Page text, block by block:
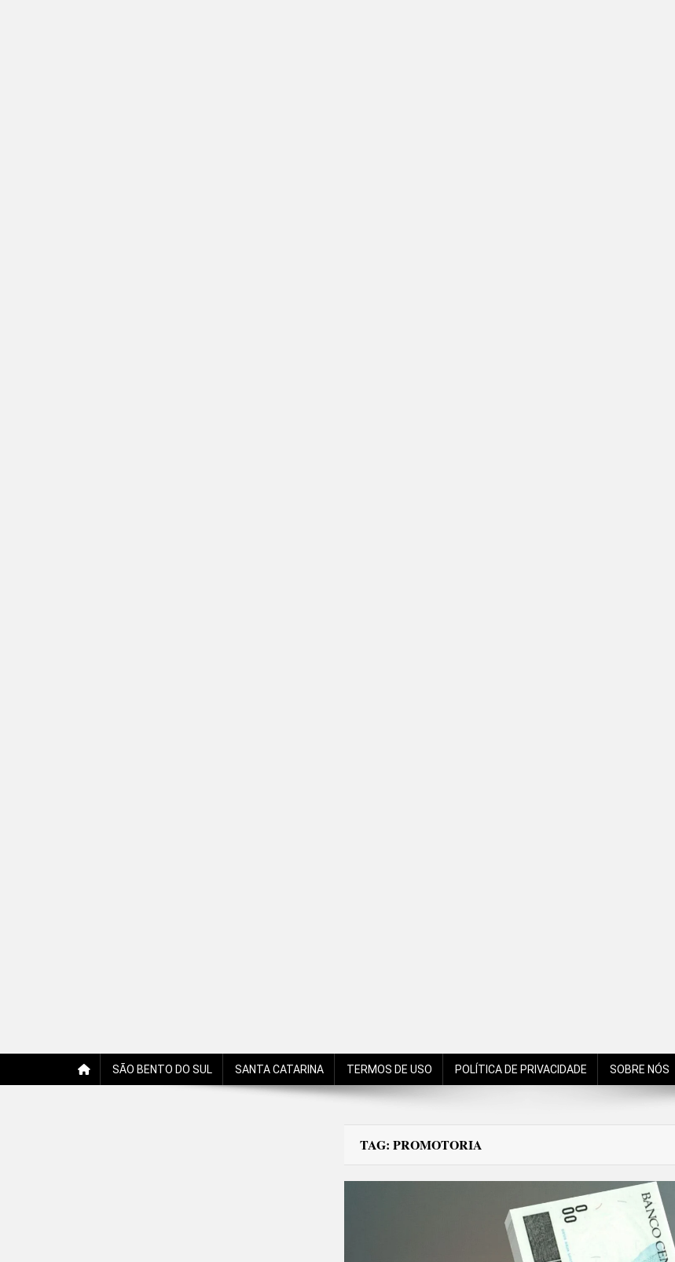
SÃO BENTO DO SUL SANTA CATARINA TERMOS DE USO POLÍTICA DE PRIVACIDADE SOBRE NÓS
TAG: PROMOTORIA